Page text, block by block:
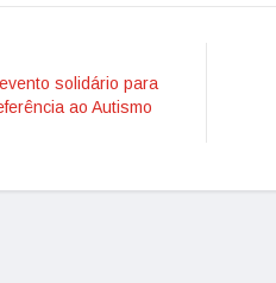
solidário para
ao Autismo